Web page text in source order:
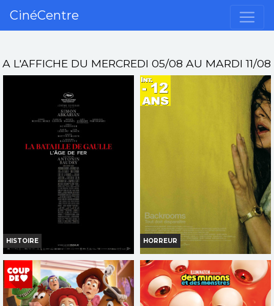
CinéCentre
A L'AFFICHE DU MERCREDI 05/08 AU MARDI 11/08
HISTOIRE
LA BATAILLE DE GAULLE -
L'ÂGE DE FER
Horaires et Infos
HORREUR
BACKROOMS
Horaires et Infos